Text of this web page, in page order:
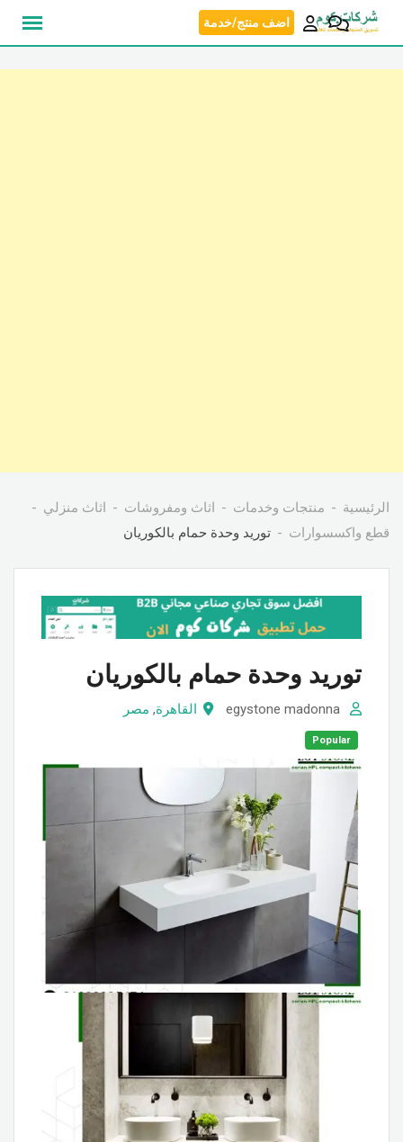
انتقل
اضف منتج/خدمة
الرئيسية منتجات وخدمات اثاث ومفروشات
اثاث منزلي
قطع واكسسوارات
توريد وحدة حمام بالكوريان
توريد وحدة حمام بالكوريان
القاهرة, مصر
Popular